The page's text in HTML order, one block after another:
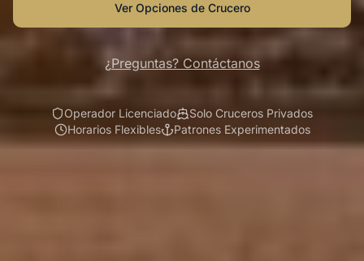
Ver Opciones de Crucero
¿Preguntas? Contáctanos
Operador Licenciado
Solo Cruceros Privados
Horarios Flexibles
Patrones Experimentados